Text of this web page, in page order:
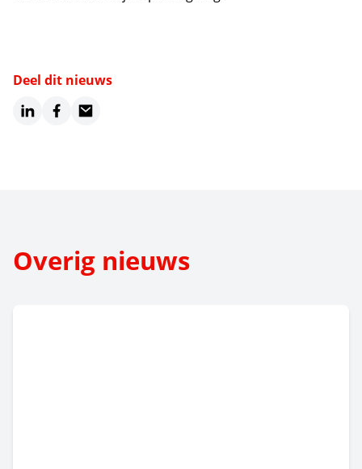
Deel dit nieuws
LinkedInFacebook
Email
Overig nieuws